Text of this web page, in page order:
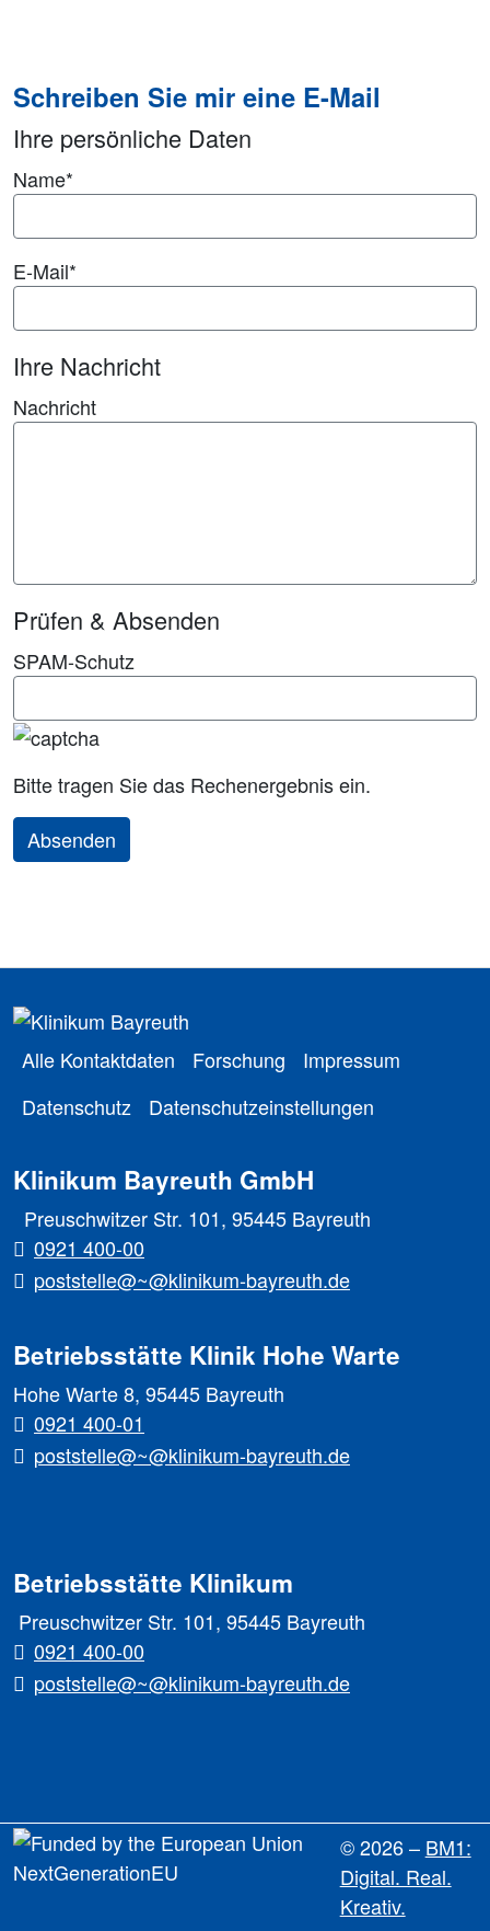
Schreiben Sie mir eine E-Mail
Ihre persönliche Daten
Name*
E-Mail*
Ihre Nachricht
Nachricht
Prüfen & Absenden
SPAM-Schutz
Bitte tragen Sie das Rechenergebnis ein.
Alle Kontaktdaten Forschung
Impressum
Datenschutz
Datenschutzeinstellungen
Klinikum Bayreuth GmbH
Preuschwitzer Str. 101, 95445 Bayreuth
0921 400-00
poststelle@~@klinikum-bayreuth.de
Betriebsstätte Klinik Hohe Warte
Hohe Warte 8, 95445 Bayreuth
0921 400-01
poststelle@~@klinikum-bayreuth.de
Betriebsstätte Klinikum
Preuschwitzer Str. 101, 95445 Bayreuth
0921 400-00
poststelle@~@klinikum-bayreuth.de
© 2026 – BM1:
Digital. Real.
Kreativ.